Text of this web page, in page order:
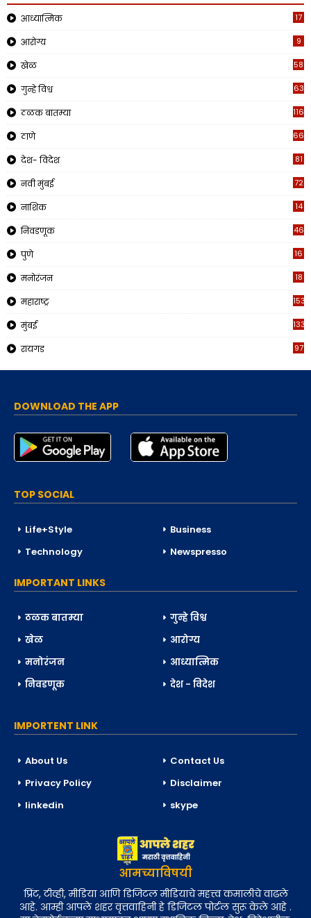
आध्यात्मिक 17
आरोग्य 9
खेळ 58
गुन्हे विश्व 63
ठळक बातम्या 1160
ठाणे 662
देश- विदेश 81
नवी मुंबई 72
नाशिक 14
निवडणूक 46
पुणे 16
मनोरंजन 18
महाराष्ट्र 153
मुंबई 133
रायगड 97
DOWNLOAD THE APP
TOP SOCIAL
Life+Style
Business
Technology
Newspresso
IMPORTANT LINKS
ठळक बातम्या
गुन्हे विश्व
खेळ
आरोग्य
मनोरंजन
आध्यात्मिक
निवडणूक
देश - विदेश
IMPORTENT LINK
About Us
Contact Us
Privacy Policy
Disclaimer
linkedin
skype
आमच्याविषयी
प्रिंट, टीव्ही, मीडिया आणि डिजिटल मीडियाचे महत्त्व कमालीचे वाढले
आहे. आम्ही आपले शहर वृत्तवाहिनी हे डिजिटल पोर्टल सुरू केले आहे .